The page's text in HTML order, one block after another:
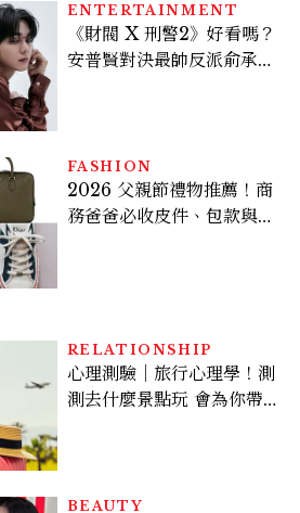
ENTERTAINMENT
《財閥 X 刑警2》好看嗎？
安普賢對決最帥反派俞承
多大？
FASHION
2026 父親節禮物推薦！商
務爸爸必收皮件、包款與鞋
RELATIONSHIP
心理測驗｜旅行心理學！測
測去什麼景點玩 會為你帶來
BEAUTY